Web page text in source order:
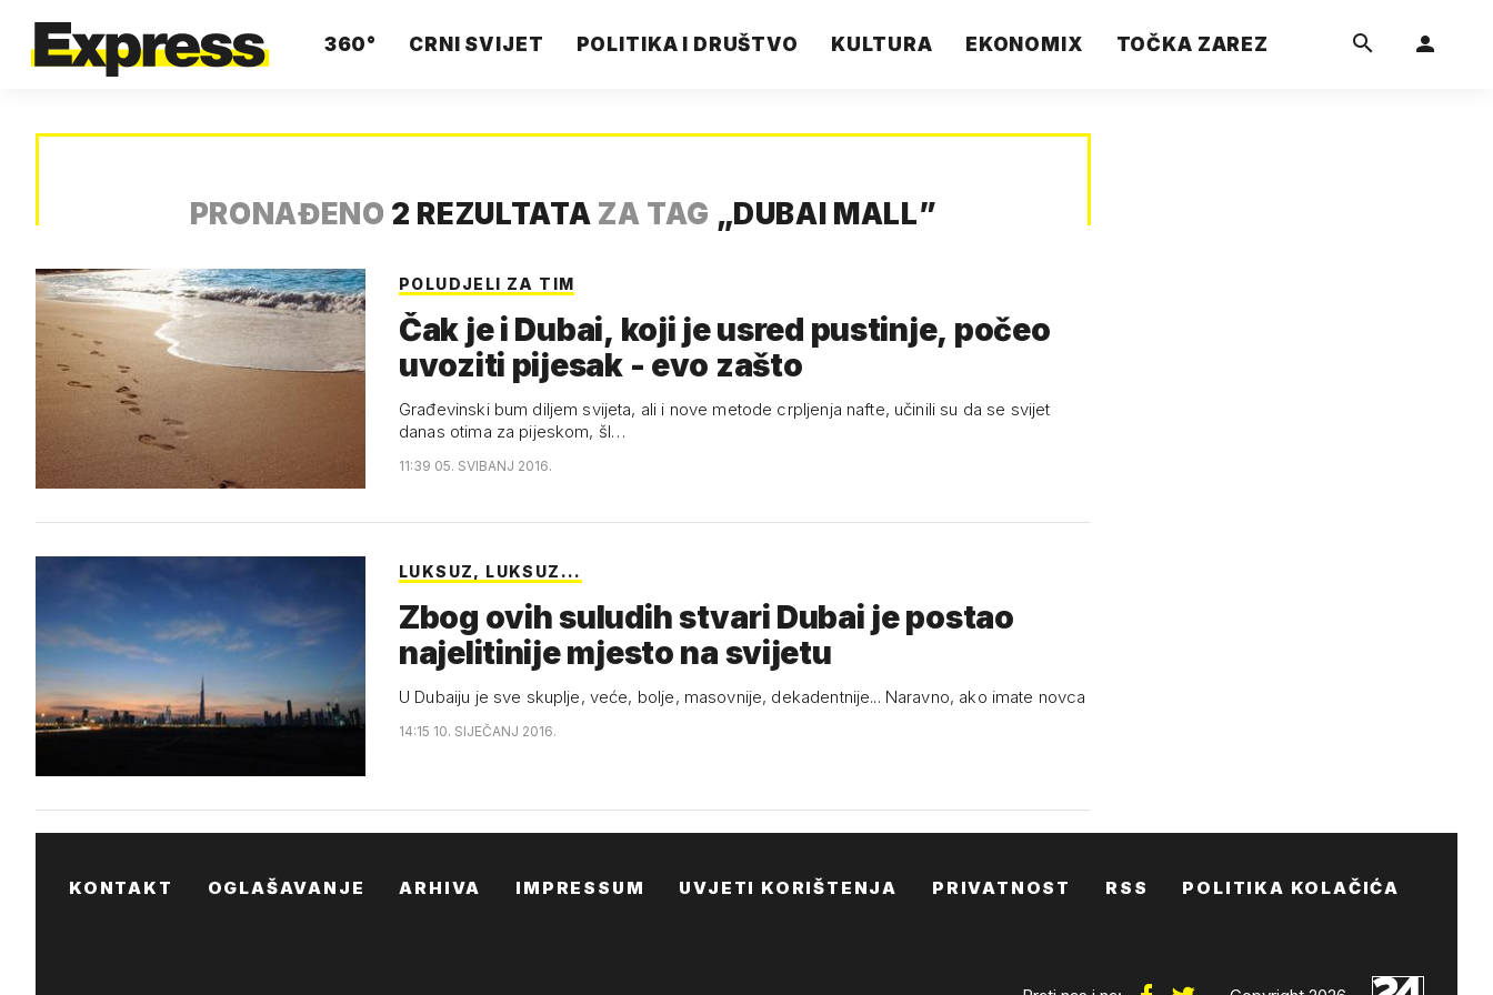
360° CRNI SVIJET POLITIKA I DRUŠTVO KULTURA EKONOMIX TOČKA ZAREZ
PRONAĐENO 2 REZULTATA ZA TAG „DUBAI MALL”
POLUDJELI ZA TIM
Čak je i Dubai, koji je usred pustinje, počeo
uvoziti pijesak - evo zašto
Građevinski bum diljem svijeta, ali i nove metode crpljenja nafte, učinili su da se svijet
danas otima za pijeskom, šl…
11:39 05. SVIBANJ 2016.
LUKSUZ, LUKSUZ...
Zbog ovih suludih stvari Dubai je postao
najelitinije mjesto na svijetu
U Dubaiju je sve skuplje, veće, bolje, masovnije, dekadentnije... Naravno, ako imate novca
14:15 10. SIJEČANJ 2016.
KONTAKT OGLAŠAVANJE ARHIVA IMPRESSUM UVJETI KORIŠTENJA PRIVATNOST RSS POLITIKA KOLAČIĆA